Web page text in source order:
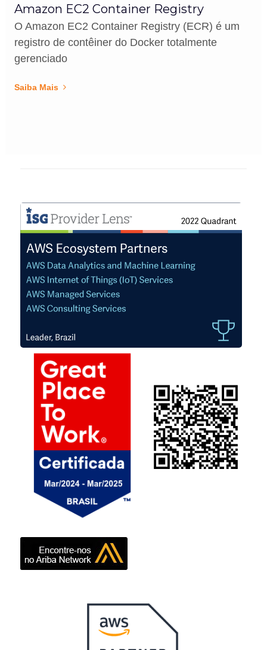
Amazon EC2 Container Registry
O Amazon EC2 Container Registry (ECR) é um
registro de contêiner do Docker totalmente
gerenciado
Saiba Mais